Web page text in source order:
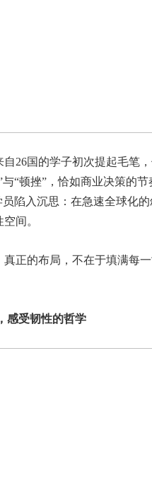
26国的学子初次提起毛笔
与“顿挫”，恰如商业决策
陷入沉思：在急速全球化
间。
正的布局，不在于填满每
感受韧性的哲学